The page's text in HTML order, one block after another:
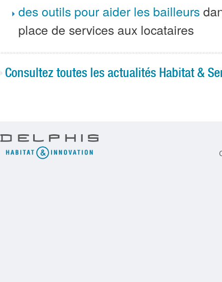
des outils pour aider les bailleurs
place de services aux locataires
Consultez toutes les actualités Habitat &